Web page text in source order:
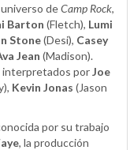
deCamp Rock,
Barton (Fletch), Lumi
Stone(Desi), Casey
Jean (Madison).
interpretados porJoe
Kevin Jonas (Jason
por su trabajo
, la producción